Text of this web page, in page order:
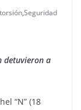
,Seguridad
detuvieron a
“N” (18